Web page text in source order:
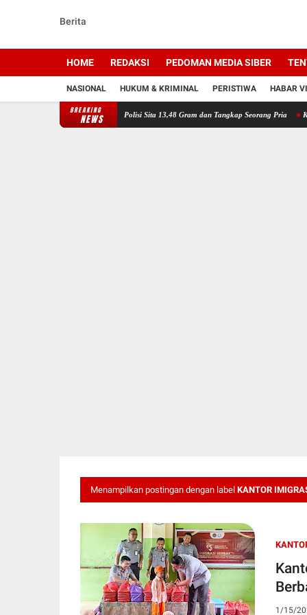
Berita
HOME REDAKSI PEDOMAN MEDIA SIBER
NASIONAL HUKUM & KRIMINAL PERISTIWA HABAR
BREAKING
NEWS
Peredaran Sabu, Polisi Sita 13,48 Gram dan Tangkap Seorang Pria Kapolresta
Menampilkan postingan dengan label KANTOR
1/15/